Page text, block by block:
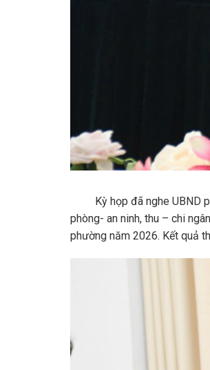
Kỳ họp đã nghe UBND
phòng- an ninh, thu – chi
phường năm 2026. Kết quả